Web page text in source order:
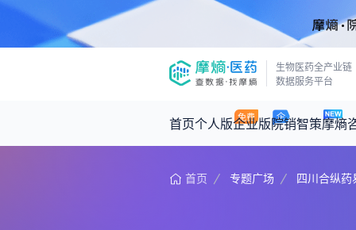
生物医药全产业链
数据服务平台
首页个人版企业版院销智策摩熵
咨询服务
摩熵原创
数据中心
首页 专题广场 四川合纵